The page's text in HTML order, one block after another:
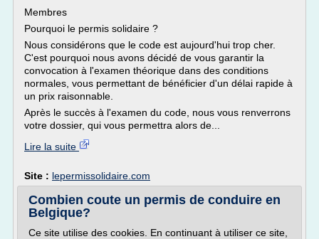
Membres
Pourquoi le permis solidaire ?
Nous considérons que le code est aujourd'hui trop cher.
C'est pourquoi nous avons décidé de vous garantir la
convocation à l'examen théorique dans des conditions
normales, vous permettant de bénéficier d'un délai rapide à
un prix raisonnable.
Après le succès à l'examen du code, nous vous renverrons
votre dossier, qui vous permettra alors de...
Lire la suite
Site : lepermissolidaire.com
Combien coute un permis de conduire en
Belgique?
Ce site utilise des cookies. En continuant à utiliser ce site,